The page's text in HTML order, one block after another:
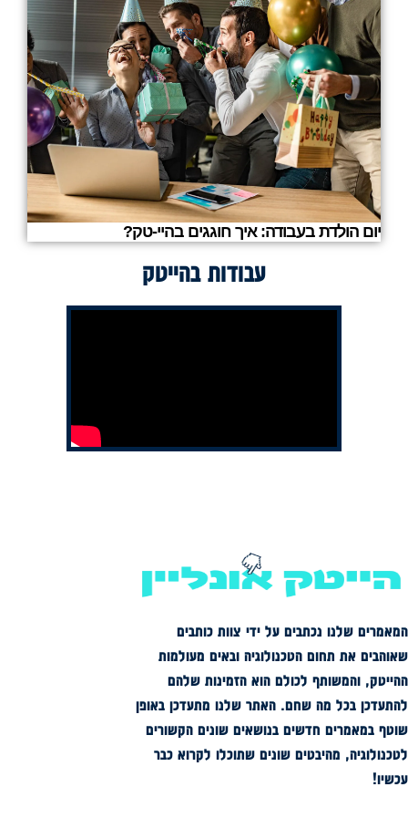
יום הולדת בעבודה: איך חוגגים בהיי-טק?
עבודות בהייטק
המאמרים שלנו נכתבים על ידי צוות כותבים
שאוהבים את תחום הטכנולוגיה ובאים מעולמות
ההייטק, והמשותף לכולם הוא הזמינות שלהם
להתעדכן בכל מה שחם. האתר שלנו מתעדכן באופן
שוטף במאמרים חדשים בנושאים שונים הקשורים
לטכנולוגיה, מהיבטים שונים שתוכלו לקרוא כבר
עכשיו!